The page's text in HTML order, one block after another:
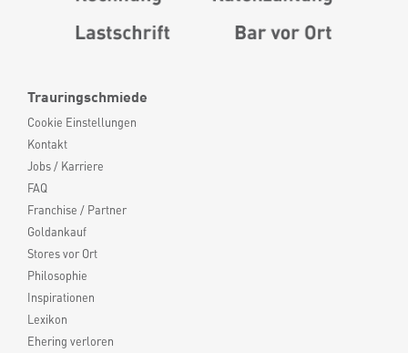
Trauringschmiede
Cookie Einstellungen
Kontakt
Jobs / Karriere
FAQ
Franchise / Partner
Goldankauf
Stores vor Ort
Philosophie
Inspirationen
Lexikon
Ehering verloren